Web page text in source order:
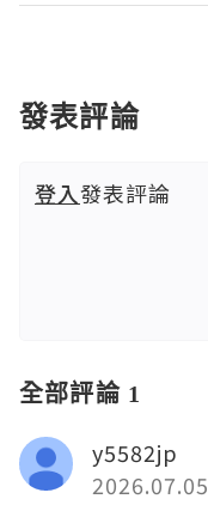
發表評論
登入發表評論
全部評論 1
y5582jp
2026.07.05